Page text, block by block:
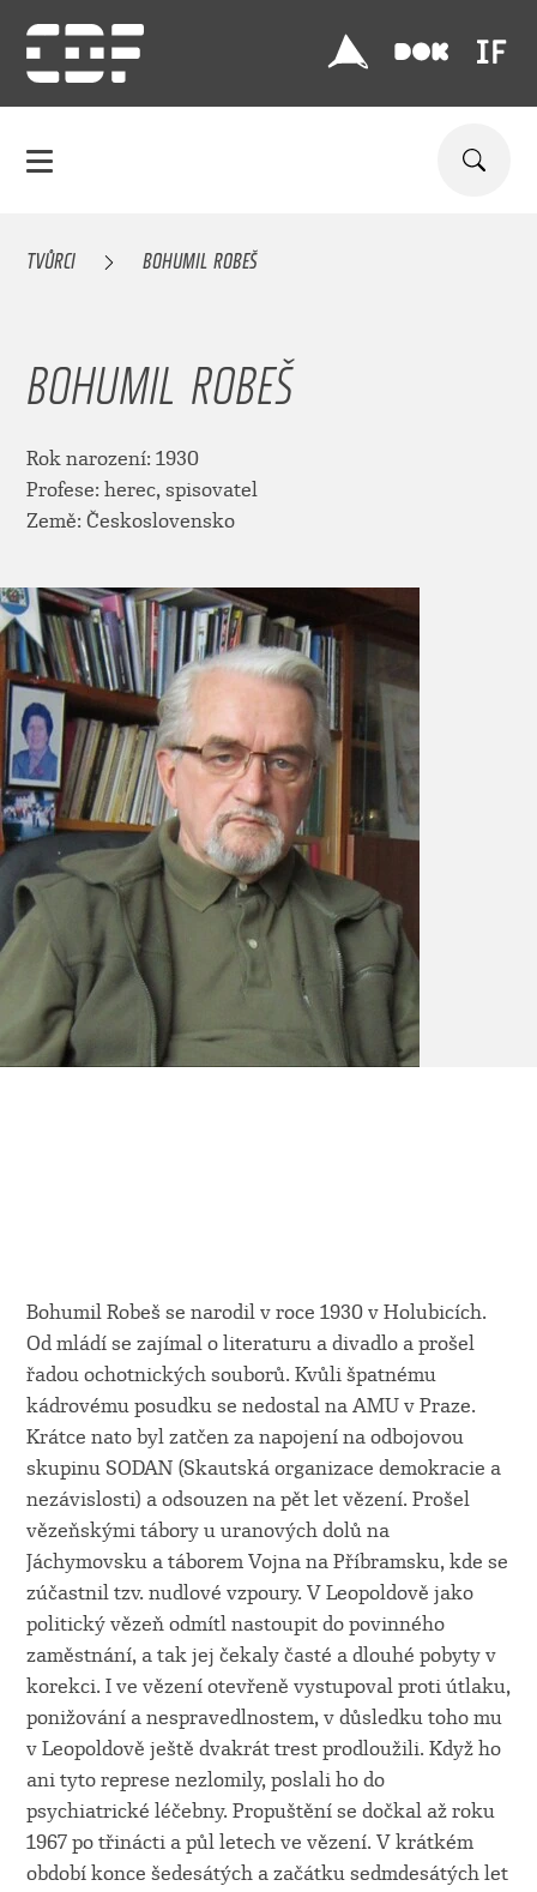
TVŮRCI BOHUMIL ROBEŠ
BOHUMIL ROBEŠ
Rok narození: 1930
Profese: herec, spisovatel
Země: Československo
Bohumil Robeš se narodil v roce 1930 v Holubicích.
Od mládí se zajímal o literaturu a divadlo a prošel
řadou ochotnických souborů. Kvůli špatnému
kádrovému posudku se nedostal na AMU v Praze.
Krátce nato byl zatčen za napojení na odbojovou
skupinu SODAN (Skautská organizace demokracie a
nezávislosti) a odsouzen na pět let vězení. Prošel
vězeňskými tábory u uranových dolů na
Jáchymovsku a táborem Vojna na Příbramsku, kde se
zúčastnil tzv. nudlové vzpoury. V Leopoldově jako
politický vězeň odmítl nastoupit do povinného
zaměstnání, a tak jej čekaly časté a dlouhé pobyty v
korekci. I ve vězení otevřeně vystupoval proti útlaku,
ponižování a nespravedlnostem, v důsledku toho mu
v Leopoldově ještě dvakrát trest prodloužili. Když ho
ani tyto represe nezlomily, poslali ho do
psychiatrické léčebny. Propuštění se dočkal až roku
1967 po třinácti a půl letech ve vězení. V krátkém
období konce šedesátých a začátku sedmdesátých let